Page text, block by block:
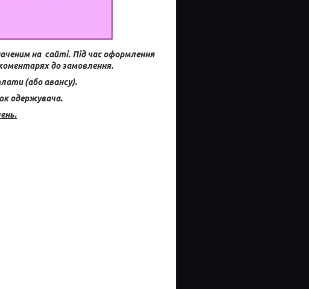
на сайті. Під час оформлення
до замовлення.
(або авансу).
одержувача.